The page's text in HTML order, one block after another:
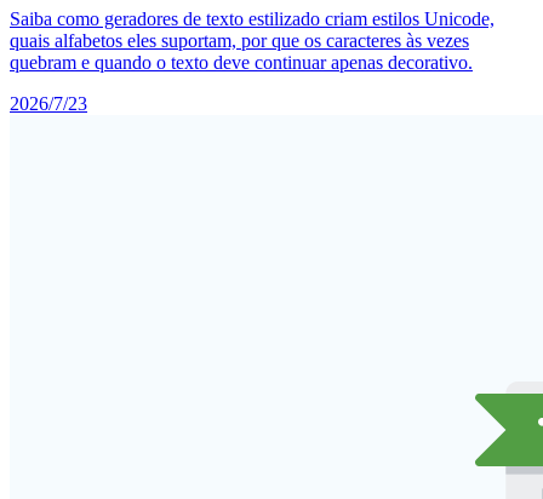
Saiba como geradores de texto estilizado criam estilos Unicode,
quais alfabetos eles suportam, por que os caracteres às vezes
quebram e quando o texto deve continuar apenas decorativo.
2026/7/23